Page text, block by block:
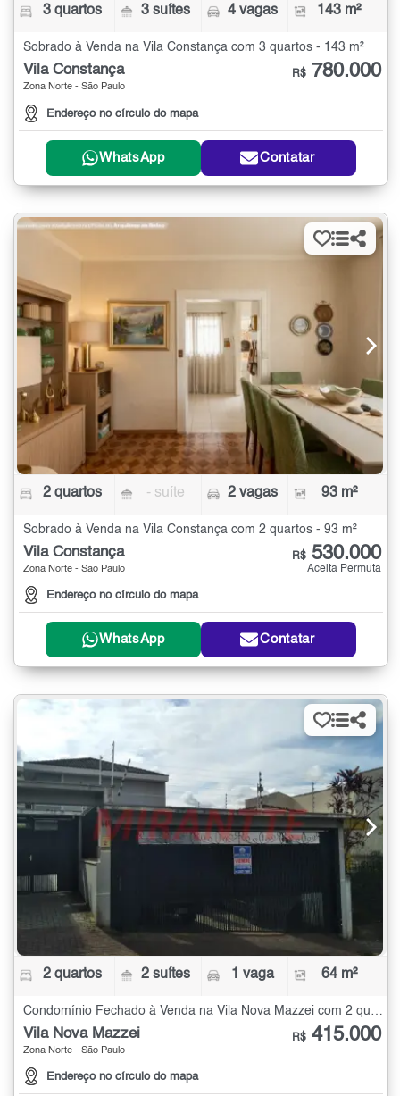
3 quartos 3 suítes 4 vagas 143 m²
Sobrado à Venda na Vila Constança com 3 quartos - 143 m²
Vila Constança
Zona Norte - São Paulo
Endereço no círculo do mapa
R$ 780.000
WhatsApp Contatar
2 quartos - suíte 2 vagas 93 m²
Sobrado à Venda na Vila Constança com 2 quartos - 93 m²
Vila Constança
Zona Norte - São Paulo
Endereço no círculo do mapa
R$ 530.000
Aceita Permuta
WhatsApp Contatar
2 quartos 2 suítes 1 vaga 64 m²
Vila Nova Mazzei
Zona Norte - São Paulo
Endereço no círculo do mapa
R$ 415.000